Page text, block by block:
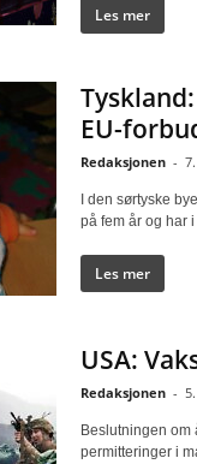
Les mer
EU-
Redaksjonen -
I den sørtyske
på fem år og har
Les mer
USA:
Redaksjonen -
Beslutningen om
permitteringer i